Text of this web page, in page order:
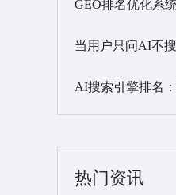
热门资讯